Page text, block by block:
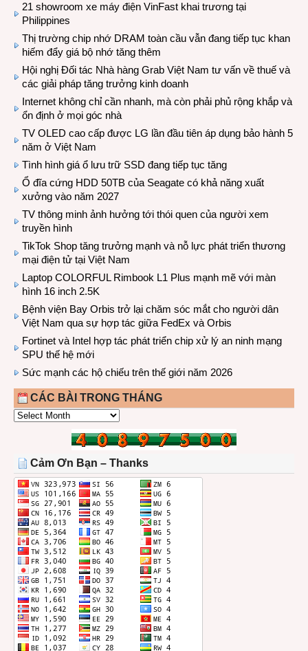
21 showroom xe máy điện VinFast khai trương tại
Philippines
Thị trường chip nhớ DRAM toàn cầu vẫn đang tiếp tục khan
hiếm đẩy giá bộ nhớ tăng thêm
Hội nghị Đối tác Nhà hàng Grab Việt Nam tư vấn về thuế và
các giải pháp tăng trưởng kinh doanh
Internet không chỉ cần nhanh, mà còn phải phủ rộng khắp và
ổn định ở mọi góc nhà
TV OLED cao cấp được LG lần đầu tiên áp dụng bảo hành 5
năm ở Việt Nam
Tình hình giá ổ lưu trữ SSD đang tiếp tục tăng
Ổ đĩa cứng HDD 50TB của Seagate có khả năng xuất
xưởng vào năm 2027
TV thông minh ảnh hưởng tới thói quen của người xem
truyền hình
TikTok Shop tăng trưởng mạnh và nỗ lực phát triển thương
mại điện tử tại Việt Nam
Laptop COLORFUL Rimbook L1 Plus mạnh mẽ với màn
hình 16 inch 2.5K
Bệnh viện Bay Orbis trở lại chăm sóc mắt cho người dân
Việt Nam qua sự hợp tác giữa FedEx và Orbis
Fortinet và Intel hợp tác phát triển chip xử lý an ninh mạng
SPU thế hệ mới
Sức mạnh các hộ chiếu trên thế giới năm 2026
CÁC BÀI TRONG THÁNG
CÁC
THÁNG
Cảm Ơn Bạn – Thanks